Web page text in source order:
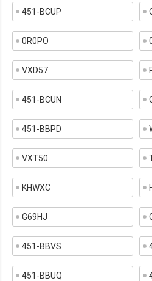
451-BCUP
0R0PO
VXD57
451-BCUN
451-BBPD
VXT50
KHWXC
G69HJ
451-BBVS
451-BBUQ